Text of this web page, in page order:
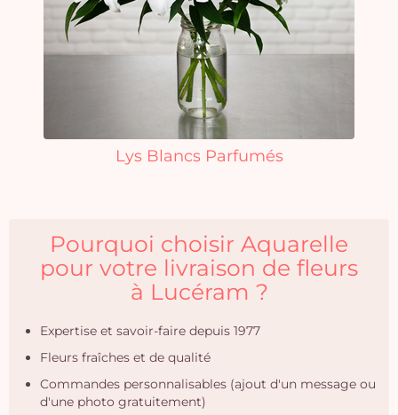
Lys Blancs Parfumés
Pourquoi choisir Aquarelle
pour votre livraison de fleurs
à Lucéram ?
Expertise et savoir-faire depuis 1977
Fleurs fraîches et de qualité
Commandes personnalisables (ajout d'un message ou
d'une photo gratuitement)